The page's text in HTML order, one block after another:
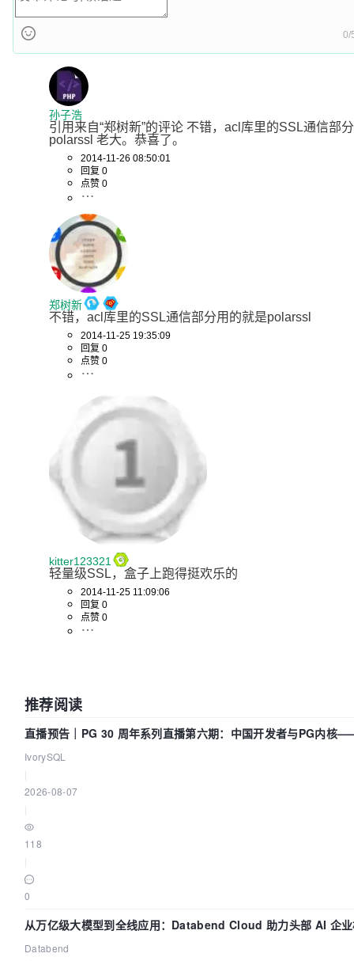
0/
孙子浩
引用来自“郑树新”的评论 不错，acl库里的SSL通信部
polarssl 老大。恭喜了。
2014-11-26 08:50:01
回复 0
点赞 0
郑树新
不错，acl库里的SSL通信部分用的就是polarssl
2014-11-25 19:35:09
回复 0
点赞 0
kitter123321
轻量级SSL，盒子上跑得挺欢乐的
2014-11-25 11:09:06
回复 0
点赞 0
推荐阅读
直播预告｜PG 30 周年系列直播第六期：中国开发者与PG内核
动吗？我们贡献了什么？
IvorySQL
2026-08-07
118
0
从万亿级大模型到全线应用：Databend Cloud 助力头部 AI 企
路 Trace 数据管道
Databend